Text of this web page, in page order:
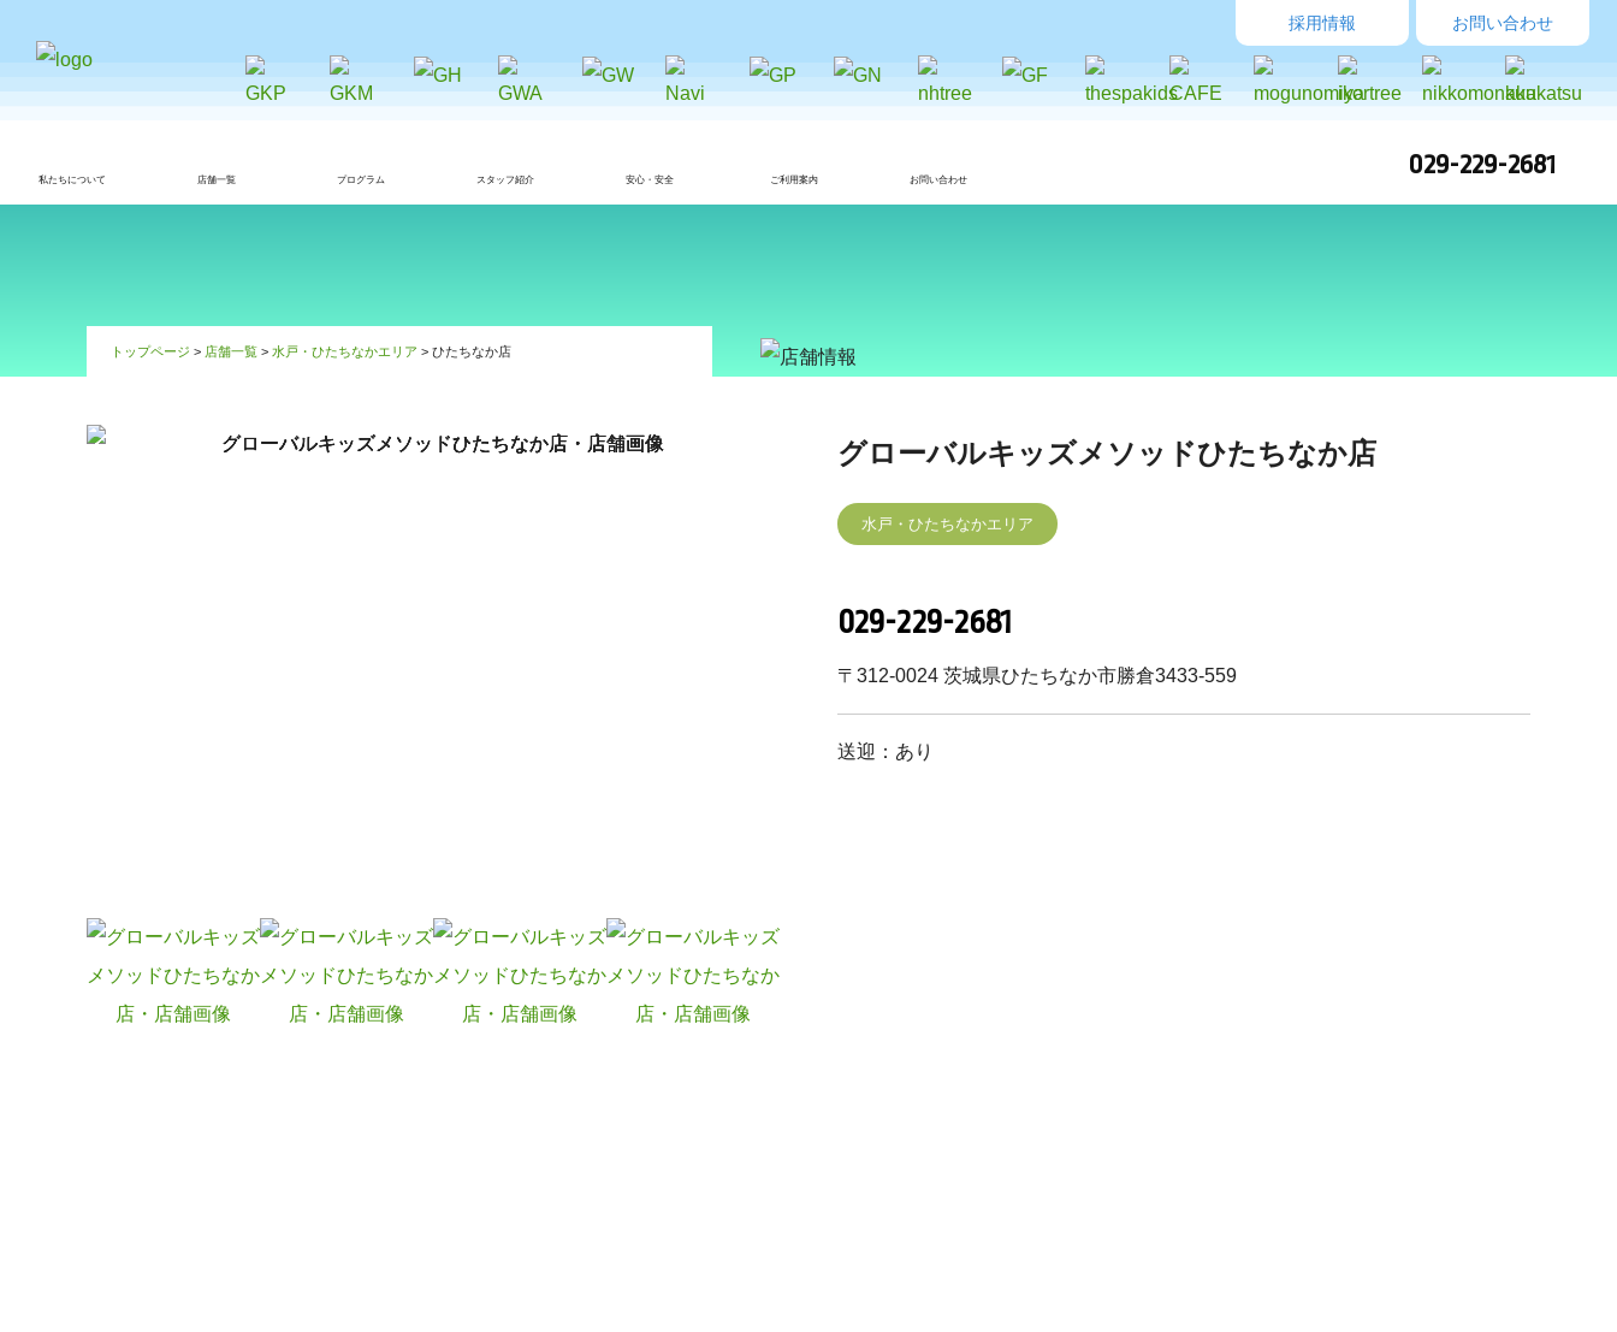
私たちについて 店舗一覧 プログラム スタッフ紹介 安心・安全 ご利用案内 お問い合わせ 029-229-2681
採用情報 お問い合わせ
トップページ > 店舗一覧 > 水戸・ひたちなかエリア > ひたちなか店
グローバルキッズメソッドひたちなか店
水戸・ひたちなかエリア
029-229-2681
〒312-0024 茨城県ひたちなか市勝倉3433-559
送迎：あり